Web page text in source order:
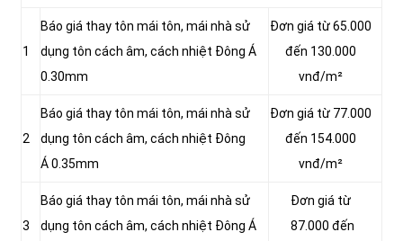
1
Báo giá thay tôn mái tôn, mái nhà sử
dụng tôn cách âm, cách nhiệt Đông Á
0.30mm
Đơn giá từ 65.000
đến 130.000
vnđ/m²
2
Báo giá thay tôn mái tôn, mái nhà sử
dụng tôn cách âm, cách nhiệt Đông
Á 0.35mm
Đơn giá từ 77.000
đến 154.000
vnđ/m²
3
Báo giá thay tôn mái tôn, mái nhà sử
dụng tôn cách âm, cách nhiệt Đông Á
Đơn giá từ
87.000 đến